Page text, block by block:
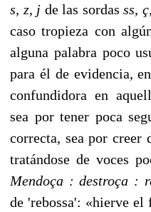
s, z, j de las sordasss,
caso tropieza con
alguna palabra poco
para él de evidencia,
confundidora en
sea por tener poca
correcta, sea por creer
tratán­dose de voces
Mendoça :des­troça :
de 'rebossa': «hierve el